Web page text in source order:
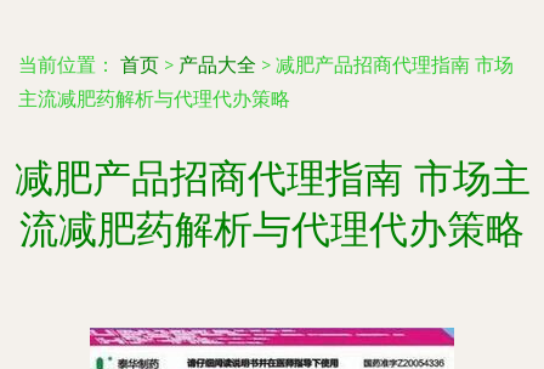
当前位置： 首页 > 产品大全 > 减肥产品招商代理指南 市场
主流减肥药解析与代理代办策略
减肥产品招商代理指南 市场主
流减肥药解析与代理代办策略